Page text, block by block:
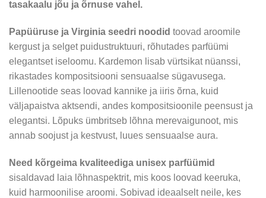
tasakaalu jõu ja õrnuse vahel.
Papüüruse ja Virginia seedri noodid toovad aroomile
kergust ja selget puidustruktuuri, rõhutades parfüümi
elegantset iseloomu. Kardemon lisab vürtsikat nüanssi,
rikastades kompositsiooni sensuaalse sügavusega.
Lillenootide seas loovad kannike ja iiris õrna, kuid
väljapaistva aktsendi, andes kompositsioonile peensust ja
elegantsi. Lõpuks ümbritseb lõhna merevaigunoot, mis
annab soojust ja kestvust, luues sensuaalse aura.
Need kõrgeima kvaliteediga unisex parfüümid
sisaldavad laia lõhnaspektrit, mis koos loovad keeruka,
kuid harmoonilise aroomi. Sobivad ideaalselt neile, kes